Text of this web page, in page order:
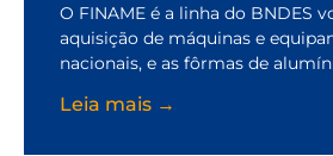
O FINAME é a linha do BNDES
aquisição de máquinas e
nacionais, e as fôrmas de
Leia mais →